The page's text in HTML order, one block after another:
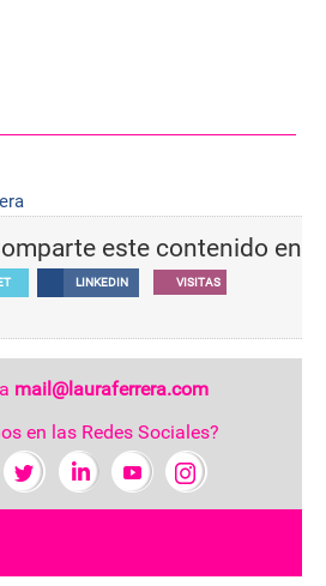
este contenido en
LINKEDIN VISITAS
mail@lauraferrera.com
en las Redes Sociales?